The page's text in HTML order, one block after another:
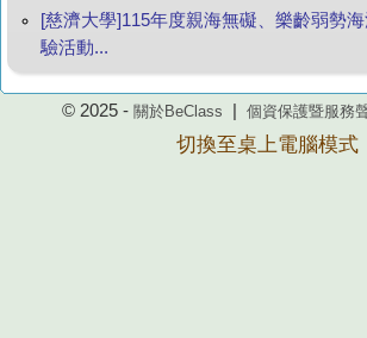
[慈濟大學]115年度親海無礙、樂齡弱勢
驗活動...
© 2025 - 關於BeClass 個資保護暨服務
切換至桌上電腦模式